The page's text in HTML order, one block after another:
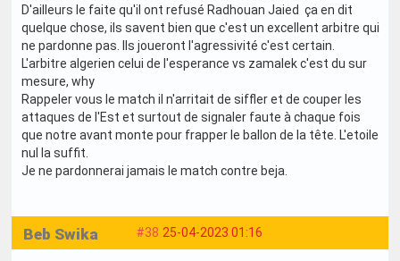
D'ailleurs le faite qu'il ont refusé Radhouan Jaied ça en dit
quelque chose, ils savent bien que c'est un excellent arbitre qui
ne pardonne pas. Ils joueront l'agressivité c'est certain.
L'arbitre algerien celui de l'esperance vs zamalek c'est du sur
mesure, why
Rappeler vous le match il n'arritait de siffler et de couper les
attaques de l'Est et surtout de signaler faute à chaque fois
que notre avant monte pour frapper le ballon de la tête. L'etoile
nul la suffit.
Je ne pardonnerai jamais le match contre beja.
#38 25-04-2023 01:16
Beb Swika